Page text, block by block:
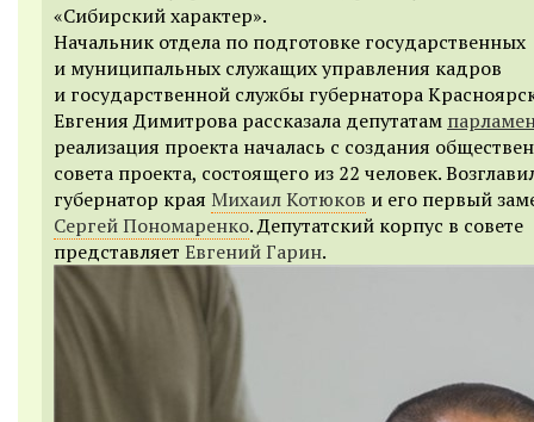
«Сибирский характер».
Начальник отдела по подготовке государственных
и муниципальных служащих управления кадров
и государственной службы губернатора
Евгения Димитрова рассказала депутатам
реализация проекта началась с создания
совета проекта, состоящего из 22 человек.
губернатор края Михаил Котюков и его первый
Сергей Пономаренко. Депутатский корпус в совете
представляет Евгений Гарин.